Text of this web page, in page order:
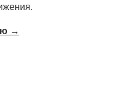
→